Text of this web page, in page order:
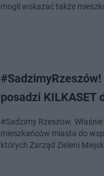
mogli wskazać także
posadzi KILKASET
#Sadzimy Rzeszów.
mieszkańców miasta do
których Zarząd Zieleni